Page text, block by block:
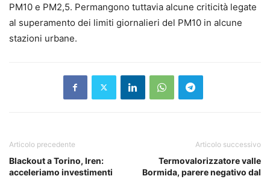
PM10 e PM2,5. Permangono tuttavia alcune criticità legate
al superamento dei limiti giornalieri del PM10 in alcune
stazioni urbane.
Articolo precedente
Blackout a Torino, Iren:
acceleriamo investimenti
Articolo successivo
Termovalorizzatore valle
Bormida, parere negativo dal